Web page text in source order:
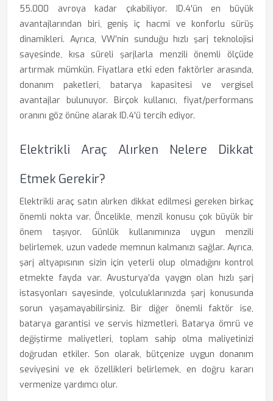
55.000 avroya kadar çıkabiliyor. ID.4'ün en büyük
avantajlarından biri, geniş iç hacmi ve konforlu sürüş
dinamikleri. Ayrıca, VW’nin sunduğu hızlı şarj teknolojisi
sayesinde, kısa süreli şarjlarla menzili önemli ölçüde
artırmak mümkün. Fiyatlara etki eden faktörler arasında,
donanım paketleri, batarya kapasitesi ve vergisel
avantajlar bulunuyor. Birçok kullanıcı, fiyat/performans
oranını göz önüne alarak ID.4'ü tercih ediyor.
Elektrikli Araç Alırken Nelere Dikkat
Etmek Gerekir?
Elektrikli araç satın alırken dikkat edilmesi gereken birkaç
önemli nokta var. Öncelikle, menzil konusu çok büyük bir
önem taşıyor. Günlük kullanımınıza uygun menzili
belirlemek, uzun vadede memnun kalmanızı sağlar. Ayrıca,
şarj altyapısının sizin için yeterli olup olmadığını kontrol
etmekte fayda var. Avusturya’da yaygın olan hızlı şarj
istasyonları sayesinde, yolculuklarınızda şarj konusunda
sorun yaşamayabilirsiniz. Bir diğer önemli faktör ise,
batarya garantisi ve servis hizmetleri. Batarya ömrü ve
değiştirme maliyetleri, toplam sahip olma maliyetinizi
doğrudan etkiler. Son olarak, bütçenize uygun donanım
seviyesini ve ek özellikleri belirlemek, en doğru kararı
vermenize yardımcı olur.